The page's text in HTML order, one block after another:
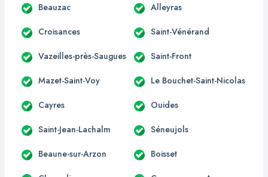
Beauzac Alleyras
Croisances Saint-Vénérand
Vazeilles-près-Saugues Saint-Front
Mazet-Saint-Voy Le Bouchet-Saint-Nicolas
Cayres Ouides
Saint-Jean-Lachalm Séneujols
Beaune-sur-Arzon Boisset